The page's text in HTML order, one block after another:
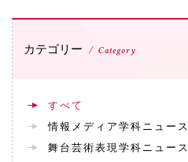
カテゴリー Category
すべて
情報メディア学科ニュース
舞台芸術表現学科ニュース